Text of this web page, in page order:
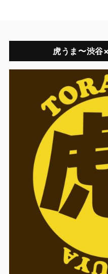
虎うま〜渋谷